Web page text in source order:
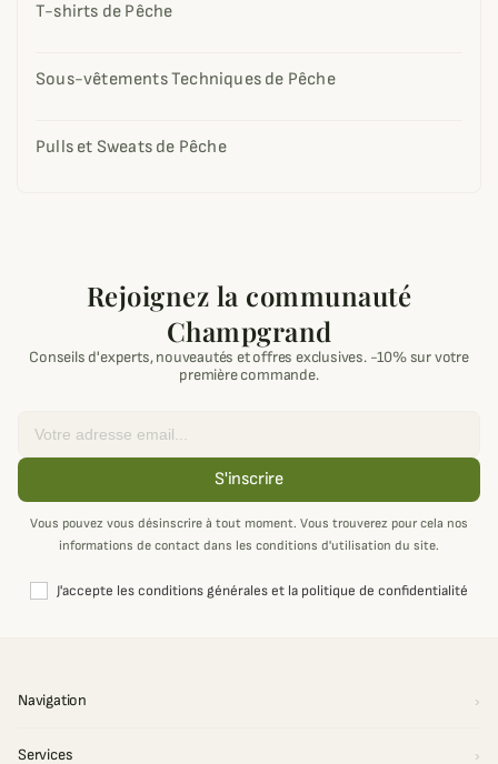
T-shirts de Pêche
Sous-vêtements Techniques de Pêche
Pulls et Sweats de Pêche
Rejoignez la communauté
Champgrand
Conseils d'experts, nouveautés et offres exclusives. -10% sur votre
première commande.
S'inscrire
Vous pouvez vous désinscrire à tout moment. Vous trouverez pour cela nos
informations de contact dans les conditions d'utilisation du site.
J'accepte les conditions générales et la politique de confidentialité
Navigation
Services